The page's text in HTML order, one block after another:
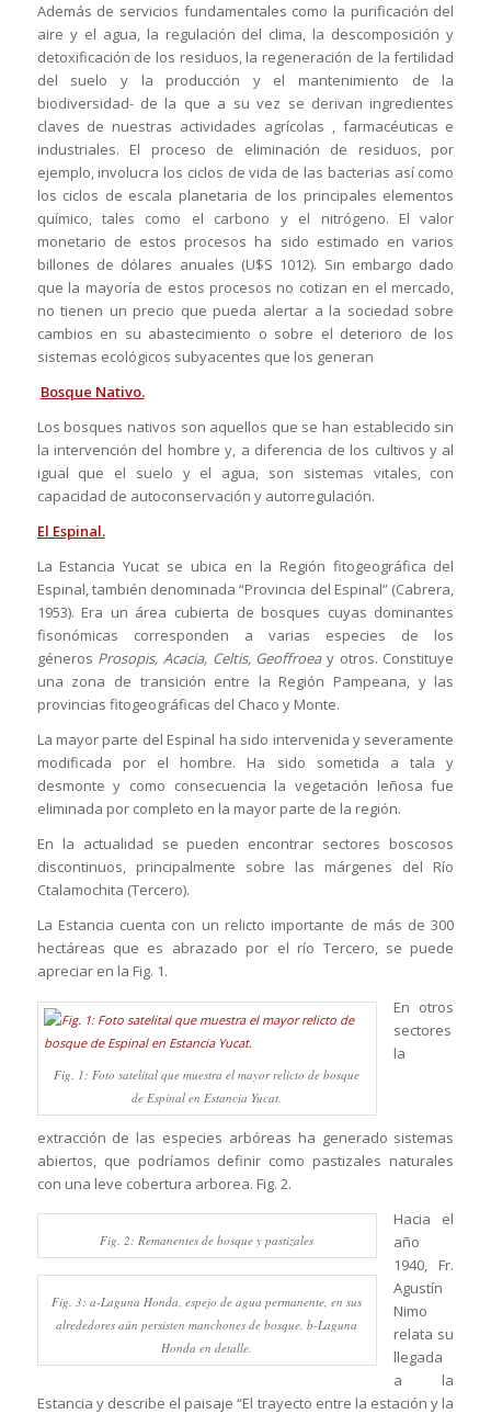
Además de servicios fundamentales como la purificación del
aire y el agua,la regulación del clima, la descomposición y
detoxificación de los residuos, la regeneración de la fertilidad
del suelo y la producción y el mantenimiento de la
biodiversidad- de la que a su vez se derivan ingredientes
claves de nuestras actividades agrícolas , farmacéuticas e
industriales. El proceso de eliminación de residuos, por
ejemplo, involucra los ciclos de vida de las bacterias así como
los ciclos de escala planetaria de los principales elementos
químico, tales como el carbono y el nitrógeno. El valor
monetario de estos procesos ha sido estimado en varios
billones de dólares anuales (U$S 1012). Sin embargo dado
que la mayoría de estos procesos no cotizan en el mercado,
no tienen un precio que pueda alertar a la sociedad sobre
cambios en su abastecimiento o sobre el deterioro de los
sistemas ecológicos subyacentes que los generan
Bosque Nativo.
Los bosques nativos son aquellos que se han establecido sin
la intervención del hombre y, a diferencia de los cultivos y al
igual que el suelo y el agua, son sistemas vitales, con
capacidad de autoconservación y autorregulación.
El Espinal.
La Estancia Yucat se ubica en la Región fitogeográfica del
Espinal, también denominada “Provincia del Espinal” (Cabrera,
1953). Era un área cubierta de bosques cuyas dominantes
fisonómicas corresponden a varias especies de los
géneros Prosopis, Acacia, Celtis, Geoffroeay otros. Constituye
una zona de transición entre la Región Pampeana, y las
provincias fitogeográficas del Chaco y Monte.
La mayor parte del Espinal ha sido intervenida y severamente
modificada por el hombre. Ha sido sometida a tala y
desmonte y como consecuencia la vegetación leñosa fue
eliminada por completo en la mayor parte de la región.
En la actualidad se pueden encontrar sectores boscosos
discontinuos, principalmente sobre las márgenes del Río
Ctalamochita (Tercero).
La Estancia cuenta con un relicto importante de más de 300
hectáreas que es abrazado por el río Tercero, se puede
apreciar en la Fig. 1.
Fig. 1: Foto satelital que muestra el mayor relicto de bosque
de Espinal en Estancia Yucat.
En otros
sectores
la
extracción de las especies arbóreas ha generado sistemas
abiertos, que podríamos definir como pastizales naturales
con una leve cobertura arborea. Fig. 2.
Fig. 2: Remanentes de bosque y pastizales
Fig. 3: a-Laguna Honda, espejo de agua permanente, en sus
alrededores aún persisten manchones de bosque. b-Laguna
Honda en detalle.
Hacia el
año
1940, Fr.
Agustín
Nimo
relata su
llegada
a la
Estancia y describe el paisaje “El trayecto entre la estación y la